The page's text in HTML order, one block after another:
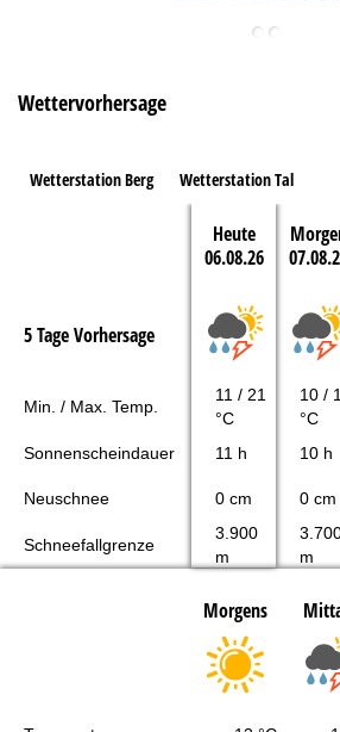
Wettervorhersage
Wetterstation Berg Wetterstation Tal
Heute
06.08.26
5 Tage Vorhersage
Min. / Max. Temp.
11 / 21
°C
10 /
°C
Sonnenscheindauer
11 h 10 h
Neuschnee 0 cm 0 cm
Schneefallgrenze
3.900
m
m
Morgens